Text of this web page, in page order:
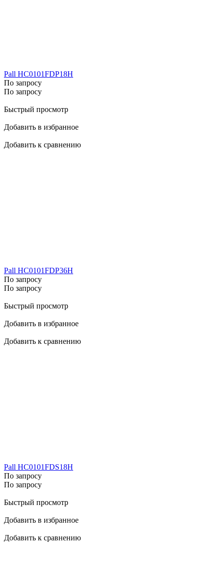
Pall HC0101FDP18H
По запросу
По запросу
Быстрый просмотр
Добавить в избранное
Добавить к сравнению
Pall HC0101FDP36H
По запросу
По запросу
Быстрый просмотр
Добавить в избранное
Добавить к сравнению
Pall HC0101FDS18H
По запросу
По запросу
Быстрый просмотр
Добавить в избранное
Добавить к сравнению